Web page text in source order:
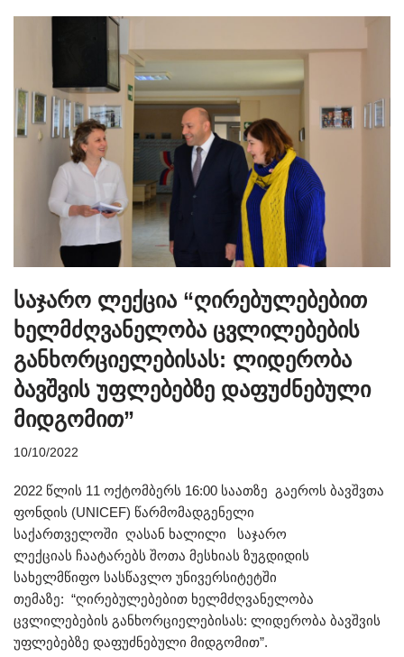
საჯარო ლექცია “ღირებულებებით
ხელმძღვანელობა ცვლილებების
განხორციელებისას: ლიდერობა
ბავშვის უფლებებზე დაფუძნებული
მიდგომით”
10/10/2022
2022 წლის 11 ოქტომბერს 16:00 საათზე გაეროს ბავშვთა
ფონდის (UNICEF) წარმომადგენელი
საქართველოში ღასან ხალილი საჯარო
ლექციას ჩაატარებს შოთა მესხიას ზუგდიდის
სახელმწიფო სასწავლო უნივერსიტეტში
თემაზე: “ღირებულებებით ხელმძღვანელობა
ცვლილებების განხორციელებისას: ლიდერობა ბავშვის
უფლებებზე დაფუძნებული მიდგომით”.